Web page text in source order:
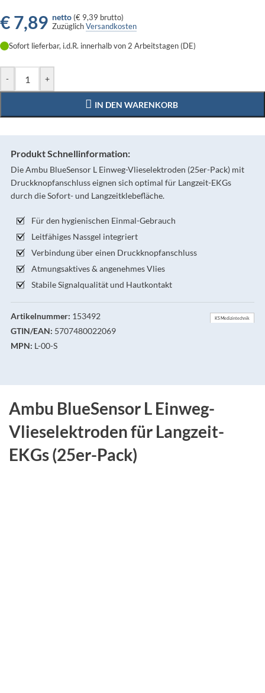
€7,89 netto (€ 9,39 brutto)
ZuzüglichVersandkosten
Sofort lieferbar, i.d.R. innerhalb von 2 Arbeitstagen (DE)
- +
IN DEN WARENKORB
Produkt Schnellinformation:
Die Ambu BlueSensor L Einweg-Vlieselektroden (25er-Pack) mit
Druckknopfanschluss eignen sich optimal für Langzeit-EKGs
durch die Sofort- und Langzeitklebefläche.
Für den hygienischen Einmal-Gebrauch
Leitfähiges Nassgel integriert
Verbindung über einen Druckknopfanschluss
Atmungsaktives & angenehmes Vlies
Stabile Signalqualität und Hautkontakt
Artikelnummer: 153492
GTIN/EAN: 5707480022069
MPN: L-00-S
KS Medizintechnik
Ambu BlueSensor L Einweg-
Vlieselektroden für Langzeit-
EKGs (25er-Pack)